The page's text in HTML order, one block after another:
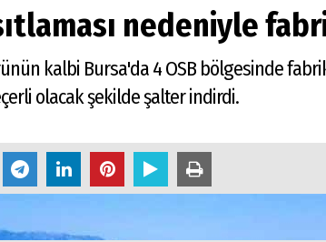
nedeniyle
kalbi Bursa'da 4 OSB bölgesinde
olacak şekilde şalter indirdi.